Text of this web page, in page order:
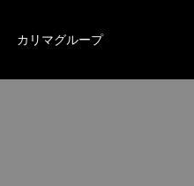
カリマグループ